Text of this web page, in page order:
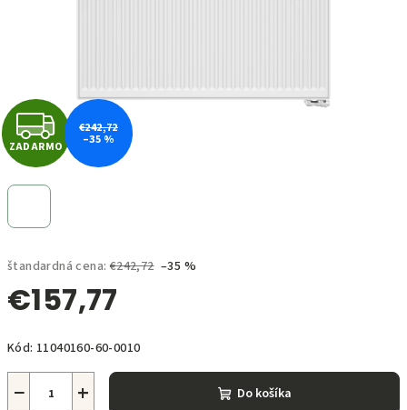
štandardná cena: €242,72 –35 %
€157,77
cena:
Kód: 11040160-60-0010
+
− Do košíka
Z
A
R
M
O
ZADARMO
€242,72
–35 %